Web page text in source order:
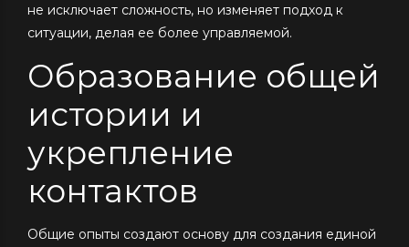
не исключает сложность, но изменяет подход к
ситуации, делая ее более управляемой.
Образование общей
истории и
укрепление
контактов
Общие опыты создают основу для создания единой